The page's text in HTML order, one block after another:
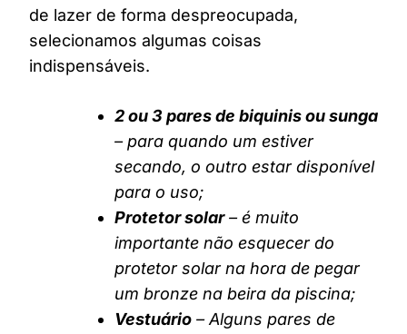
de lazer de forma despreocupada,
selecionamos algumas coisas
indispensáveis.
2 ou 3 pares de biquinis ou sunga
– para quando um estiver
secando, o outro estar disponível
para o uso;
Protetor solar– é muito
importante não esquecer do
protetor solar na hora de pegar
um bronze na beira da piscina;
Vestuário – Alguns pares de